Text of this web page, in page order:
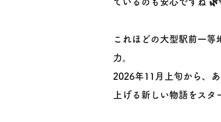
これほどの大型駅前一
力。
2026年11月上旬から、
上げる新しい物語をス